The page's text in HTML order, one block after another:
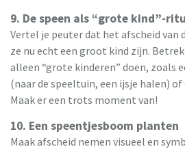
9. De speen als “grote kind”-
Vertel je peuter dat het afscheid van
ze nu echt een groot kind zijn.
alleen “grote kinderen” doen, zoals
(naar de speeltuin, een ijsje halen) of
Maak er een trots moment van!
10. Een speentjesboom planten
Maak afscheid nemen visueel en